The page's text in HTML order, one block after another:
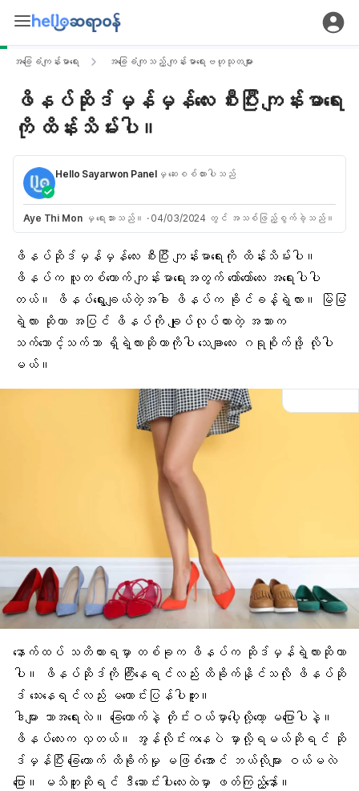
အခြေခံကျန်းမာရေး အခြေခံကျသည့် ကျန်းမာရေးဗဟုသုတများ
ဖိနပ်ဆိုဒ်မှန်မှန်လေး စီးပြီး ကျန်းမာရေး
ကို ထိန်းသိမ်းပါ။
Hello Sayarwon Panelမှ ဆေးစစ်ထားပါသည်
Aye Thi Monမှ ရေးသားသည်။ · 04/03/2024 တွင် အသစ်ဖြည့်စွက်ခဲ့သည်။
ဖိနပ်ဆိုဒ်မှန်မှန်လေး စီးပြီး ကျန်းမာရေးကို ထိန်းသိမ်းပါ။
ဖိနပ်က လူတစ်ယောက်ကျန်းမာရေး အတွက် တော်တော်လေး အရေးပါပါ
တယ်။ ဖိနပ်ရွေးချယ်တဲ့အခါ ဖိနပ်က ခိုင်ခန့်ရဲ့လား။ မြဲမြံ
ရဲ့လား ဆိုတာ အပြင် ဖိနပ်ကို ချုပ်လုပ်ထားတဲ့ အသားက
သက်သောင့်သက်သာရှိရဲ့လားဆိုတာကိုပါ သေချာလေး ဂရုစိုက်ဖို့ လိုပါ
မယ်။
နောက်ထပ် သတိထားရမှာ တစ်ခုက ဖိနပ်က ဆိုဒ်မှန်ရဲ့လားဆိုတာ
ပါ။
ဖိနပ်ဆိုဒ် ကို ကြီးနေရင်လည်း ထိခိုက်နိုင်သလို ဖိနပ်ဆို
ဒ် သေးနေရင်လည်း မကောင်းပြန်ပါဘူး။
ဒါများ ဘာအရေးလဲ။ ခြေထောက်နဲ့ တိုင်းဝယ်မှာပေါ့လို့တော့ မပြောပါနဲ့။
ဖိနပ်လေးက လှတယ်။ အွန်လိုင်းကနေပဲ မှာလို့ရမယ်ဆိုရင် ဆို
ဒ်မှန်ပြီး ခြေထောက် ထိခိုက်မှု မဖြစ်အောင် ဘယ်လိုများ ဝယ်မလဲ
ပြော။ မသိဘူးဆိုရင် ဒီဆောင်းပါးလေးထဲမှာ ဖတ်ကြည့်နော်။